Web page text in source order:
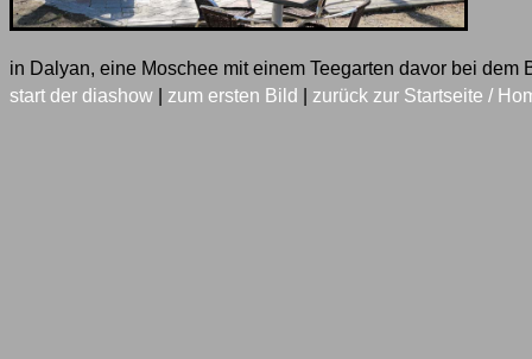
in Dalyan, eine Moschee mit einem Teegarten davor bei dem
start der diashow
zum ersten Bild zurück zur Startseite /